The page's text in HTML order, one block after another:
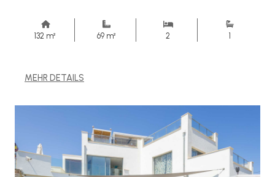
132 m² 69 m² 2 1
MEHR DETAILS